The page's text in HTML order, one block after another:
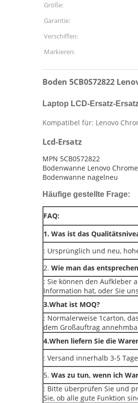
Größe:
Garantie:
Verschiffen:
Markieren:
Boden 5CB0S72822
Laptop LCD-Ersatz-
Kompatibel für: Lenovo
Lcd-Ersatz
MPN 5CB0S72822
Bodenwanne Lenovo
Bodenwanne nagelneu
Häufige gestellte Frage:
FAQ:
1. Was ist das
: Ursprünglich und neu,
2. Wie man das
: Sie können den Aufkleber
Information hat, oder Sie
3.What ist MOQ?
: Normalerweise 1carton,
dem Großauftrag
4.When liefern Sie die
: Versand innerhalb 3-5
5. Was zu tun, wenn ich
: Bitte überprüfen Sie und
Sie, ob alle gute Funktion